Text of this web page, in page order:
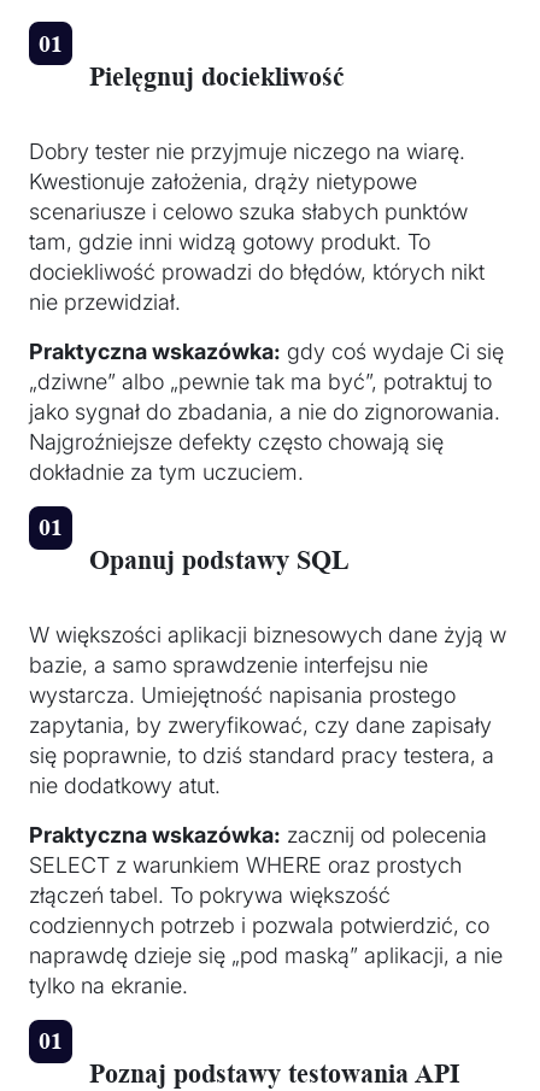
Pielęgnuj dociekliwość
Dobry tester nie przyjmuje niczego na wiarę.
Kwestionuje założenia, drąży nietypowe
scenariusze i celowo szuka słabych punktów
tam, gdzie inni widzą gotowy produkt. To
dociekliwość prowadzi do błędów, których nikt
nie przewidział.
Praktyczna wskazówka: gdy coś wydaje Ci się
„dziwne” albo „pewnie tak ma być”, potraktuj to
jako sygnał do zbadania, a nie do zignorowania.
Najgroźniejsze defekty często chowają się
dokładnie za tym uczuciem.
Opanuj podstawy SQL
W większości aplikacji biznesowych dane żyją w
bazie, a samo sprawdzenie interfejsu nie
wystarcza. Umiejętność napisania prostego
zapytania, by zweryfikować, czy dane zapisały
się poprawnie, to dziś standard pracy testera, a
nie dodatkowy atut.
Praktyczna wskazówka: zacznij od polecenia
SELECT z warunkiem WHERE oraz prostych
złączeń tabel. To pokrywa większość
codziennych potrzeb i pozwala potwierdzić, co
naprawdę dzieje się „pod maską” aplikacji, a nie
tylko na ekranie.
Poznaj podstawy testowania API